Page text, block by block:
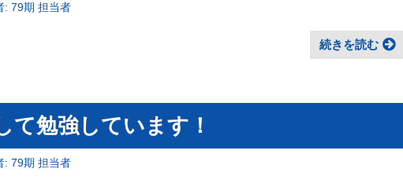
: 79期 担当者
続きを読む
て勉強しています！
: 79期 担当者